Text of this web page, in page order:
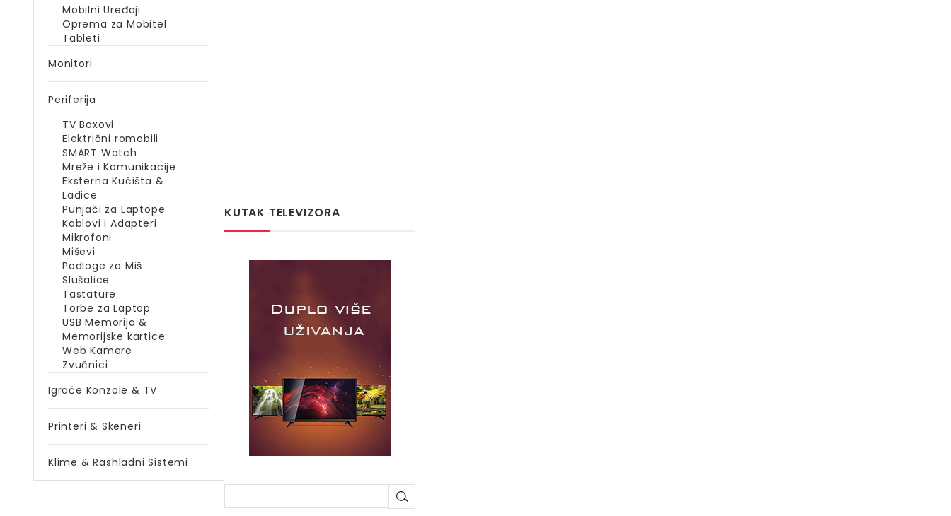
Mobilni Uređaji
Oprema za Mobitel
Tableti
Monitori
Periferija
TV Boxovi
Električni romobili
SMART Watch
Mreže i Komunikacije
Eksterna Kućišta &
Ladice
Punjači za Laptope
Kablovi i Adapteri
Mikrofoni
Miševi
Podloge za Miš
Slušalice
Tastature
Torbe za Laptop
USB Memorija &
Memorijske kartice
Web Kamere
Zvučnici
Igraće Konzole & TV
Printeri & Skeneri
Klime & Rashladni Sistemi
KUTAK TELEVIZORA